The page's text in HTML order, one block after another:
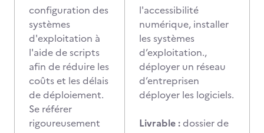
configuration des
systèmes
d'exploitation à
l'aide de scripts
afin de réduire les
coûts et les délais
de déploiement.
Se référer
rigoureusement
l'accessibilité
numérique, installer
les systèmes
d’exploitation.,
déployer un réseau
d’entreprisen
déployer les logiciels.
Livrable :dossier de